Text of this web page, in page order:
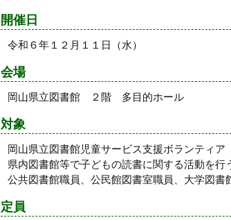
開催日
令和６年１２月１１日（水）
会場
岡山県立図書館 ２階 多目的ホール
対象
岡山県立図書館児童サービス支援ボランティア
県内図書館等で子どもの読書に関する活動を行
公共図書館職員、公民館図書室職員、大学図書
定員